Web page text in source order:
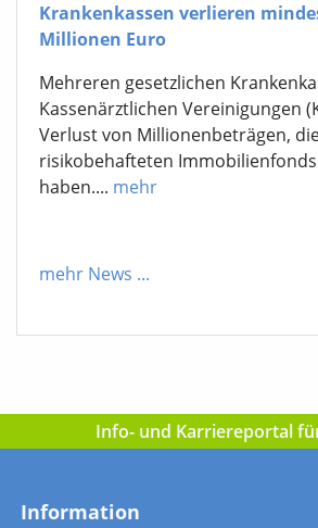
Krankenkassen verlieren
Millionen Euro
Mehreren gesetzlichen
Kassenärztlichen Vereinigungen
Verlust von Millionenbeträgen,
risikobehafteten
haben.... mehr
mehr News ...
Info- und Karriereportal
Information